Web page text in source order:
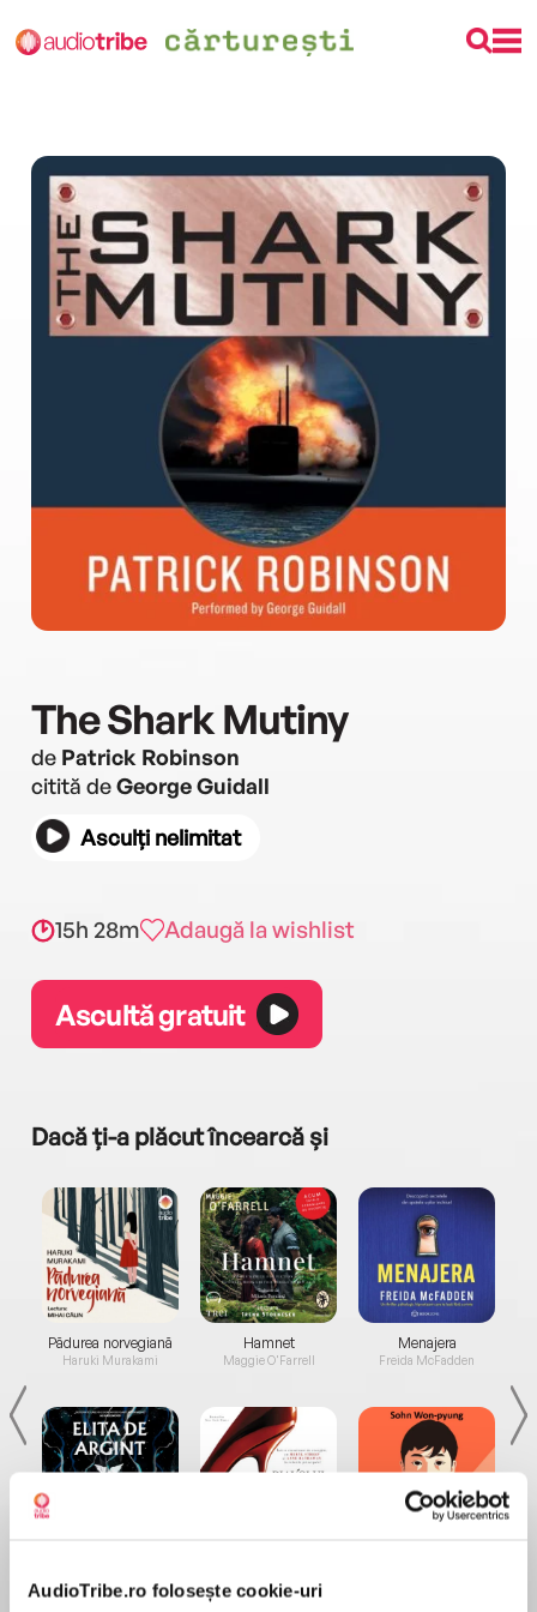
AudioTribe.ro folosește cookie-uri
The Shark Mutiny
de Patrick Robinson
citită deGeorge Guidall
Asculți nelimitat
15h 28m Adaugă la wishlist
Ascultă gratuit
Dacă ți-a plăcut încearcă și
Pădurea norvegiană
Haruki Murakami
de...
Dani Francis
Hamnet
Maggie O'Farrell
la...
Lauren Weisberger
Menajera
Freida McFadden